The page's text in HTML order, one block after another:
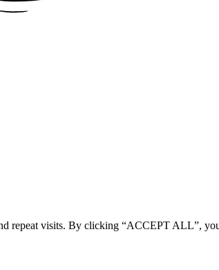
repeat visits. By clicking “ACCEPT ALL”,